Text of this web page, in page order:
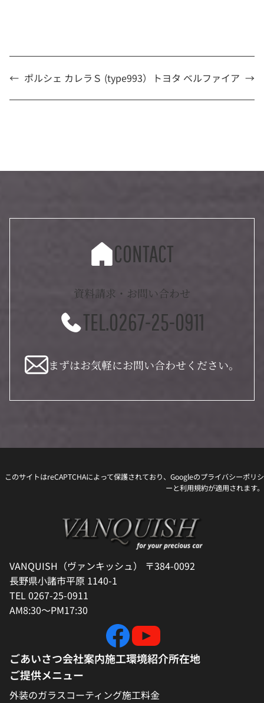
← ポルシェ カレラＳ (type993） トヨタ ベルファイア →
CONTACT
資料請求・お問い合わせ
TEL.0267-25-0911
まずはお気軽にお問い合わせください。
このサイトはreCAPTCHAによって保護されており、Googleのプライバシーポリシ
ーと利用規約が適用されます。
VANQUISH（ヴァンキッシュ） 〒384-0092
長野県小諸市平原 1140-1
TEL 0267-25-0911
AM8:30～PM17:30
ごあいさつ会社案内施工環境紹介所在地
ご提供メニュー
外装のガラスコーティング施工料金